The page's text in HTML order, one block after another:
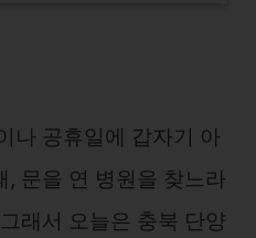
나 공휴일에 갑자기 아
, 문을 연 병원을 찾느라
래서 오늘은 충북 단양